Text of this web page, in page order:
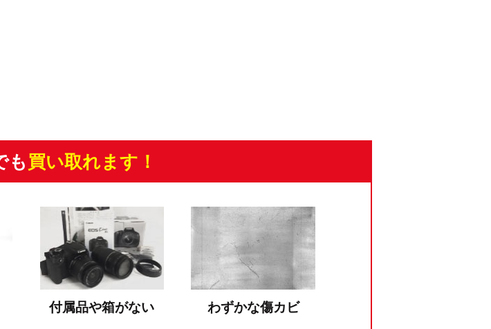
も 買い取れます！
付属品や箱がない わずかな傷カビ